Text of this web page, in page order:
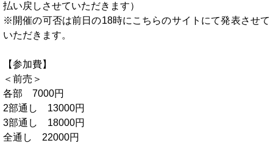
払い戻しさせていただきます）
※開催の可否は前日の18時にこちらのサイトにて発表させて
いただきます。
【参加費】
＜前売＞
各部 7000円
2部通し 13000円
3部通し 18000円
全通し 22000円